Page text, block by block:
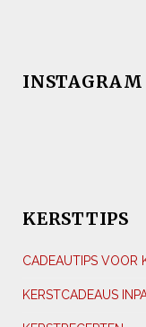
INSTAGRAM
KERSTTIPS
CADEAUTIPS VOOR
KERSTCADEAUS